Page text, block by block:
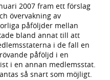
2007 fram ett förslag
övervakning av
påföljder mellan
bland annat till att
i de fall en
påföljd i en
i en annan medlemsstat.
så snart som möjligt.